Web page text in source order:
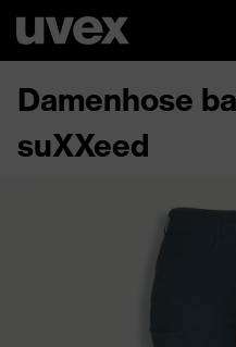
Damenhose
suXXeed